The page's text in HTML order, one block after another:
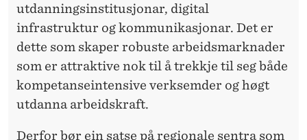
utdanningsinstitusjonar, digital
infrastruktur og kommunikasjonar. Det er
dette som skaper robuste arbeidsmarknader
som er attraktive nok til å trekkje til seg både
kompetanseintensive verksemder og høgt
utdanna arbeidskraft.
Derfor bør ein satse på regionale sentra som